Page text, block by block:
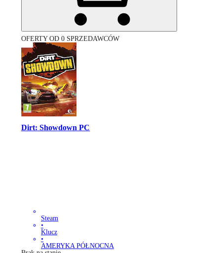
OFERTY OD 0 SPRZEDAWCÓW
Dirt: Showdown PC
Steam
•
Klucz
•
AMERYKA PÓŁNOCNA